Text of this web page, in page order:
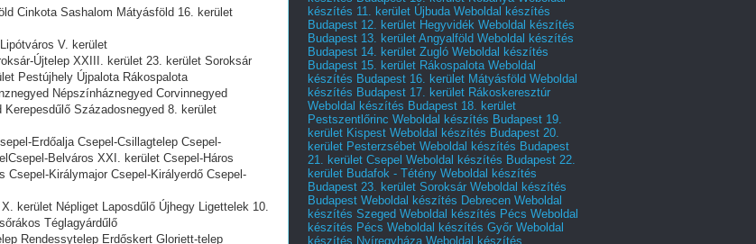
Cinkota Sashalom Mátyásföld 16. kerület
V. kerület
Újtelep XXIII. kerület 23. kerület Soroksár
Pestújhely Újpalota Rákospalota
Népszínháznegyed Corvinnegyed
Századosnegyed 8. kerület
Erdőalja Csepel-Csillagtelep Csepel-
Belváros XXI. kerület Csepel-Háros
Királymajor Csepel-Királyerdő Csepel-
kerület Népliget Laposdűlő Újhegy Ligettelek 10.
Téglagyárdűlő
Rendessytelep Erdőskert Gloriett-telep
készítés 11. kerület Újbuda Weboldal készítés
Budapest 12. kerület Hegyvidék Weboldal készítés
Budapest 13. kerület Angyalföld Weboldal készítés
Budapest 14. kerület Zugló Weboldal készítés
Budapest 15. kerület Rákospalota Weboldal
készítés Budapest 16. kerület Mátyásföld Weboldal
készítés Budapest 17. kerület Rákoskeresztúr
Weboldal készítés Budapest 18. kerület
Pestszentlőrinc Weboldal készítés Budapest 19.
kerület Kispest Weboldal készítés Budapest 20.
kerület Pesterzsébet Weboldal készítés Budapest
21. kerület Csepel Weboldal készítés Budapest 22.
kerület Budafok - Tétény Weboldal készítés
Budapest 23. kerület Soroksár Weboldal készítés
Budapest Weboldal készítés Debrecen Weboldal
készítés Szeged Weboldal készítés Pécs Weboldal
készítés Pécs Weboldal készítés Győr Weboldal
készítés Nyíregyháza Weboldal készítés